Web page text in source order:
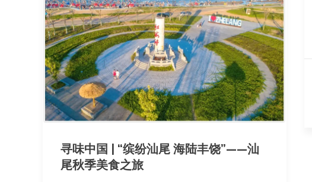
寻味中国 | “缤纷汕尾 海陆丰饶”——汕
尾秋季美食之旅